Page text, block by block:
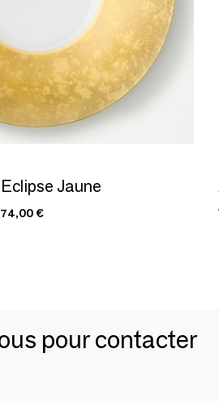
Jaune
74,00 €
pour contacter